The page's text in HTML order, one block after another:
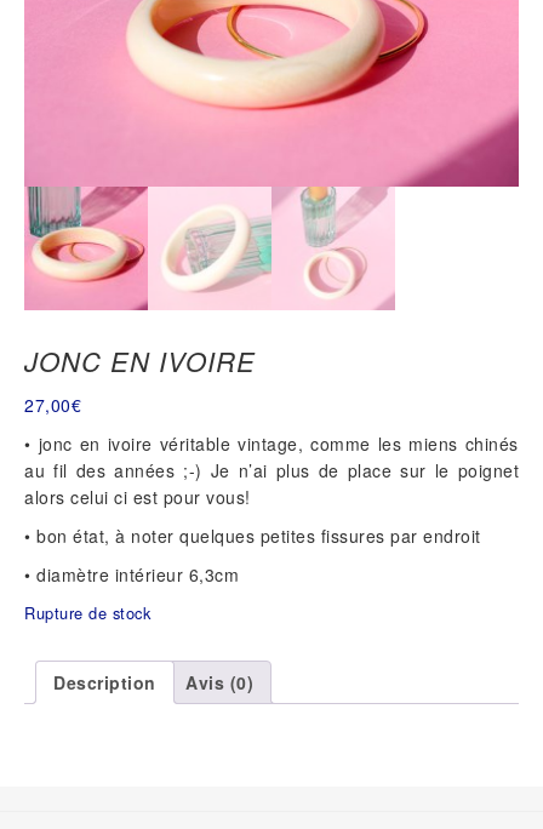
JONC EN IVOIRE
27,00€
• jonc en ivoire véritable vintage, comme les miens chinés
au fil des années ;-) Je n’ai plus de place sur le poignet
alors celui ci est pour vous!
• bon état, à noter quelques petites fissures par endroit
• diamètre intérieur 6,3cm
Rupture de stock
Description Avis (0)